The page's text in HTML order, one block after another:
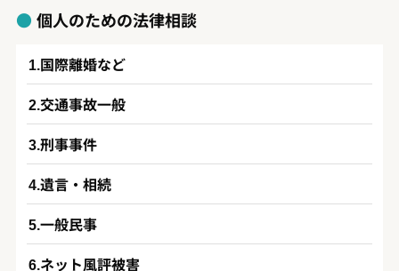
個人のための法律相談
国際離婚など
交通事故一般
刑事事件
遺言・相続
一般民事
ネット風評被害